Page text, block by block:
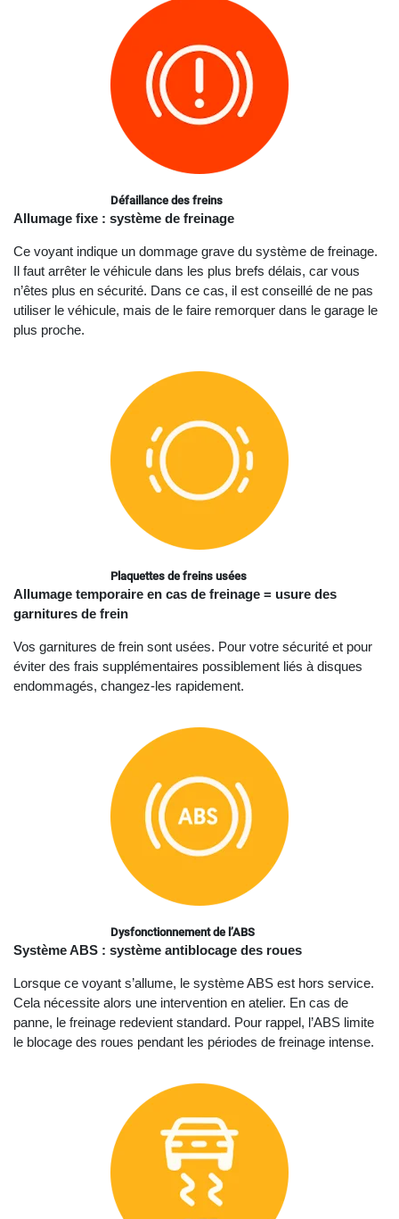
Défaillance des freins
Allumage fixe : système de freinage
Ce voyant indique un dommage grave du système de freinage.
Il faut arrêter le véhicule dans les plus brefs délais, car vous
n’êtes plus en sécurité. Dans ce cas, il est conseillé de ne pas
utiliser le véhicule, mais de le faire remorquer dans le garage le
plus proche.
Plaquettes de freins usées
Allumage temporaire en cas de freinage = usure des
garnitures de frein
Vos garnitures de frein sont usées. Pour votre sécurité et pour
éviter des frais supplémentaires possiblement liés à disques
endommagés, changez-les rapidement.
Dysfonctionnement de l’ABS
Système ABS : système antiblocage des roues
Lorsque ce voyant s’allume, le système ABS est hors service.
Cela nécessite alors une intervention en atelier. En cas de
panne, le freinage redevient standard. Pour rappel, l’ABS limite
le blocage des roues pendant les périodes de freinage intense.